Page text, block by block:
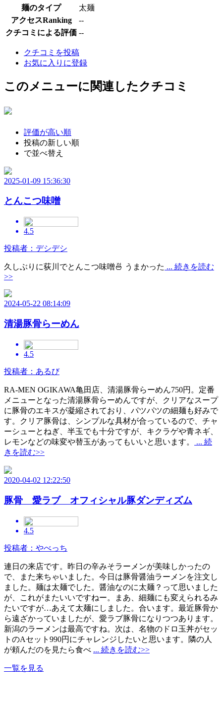
麺のタイプ
太麺
アクセスRanking
--
クチコミによる評価 --
クチコミを投稿
お気に入りに登録
このメニューに関連したクチコミ
評価が高い順
投稿の新しい順
で並べ替え
2025-01-09 15:36:30
とんこつ味噌
4.5
投稿者：デシデシ
久しぶりに荻川でとんこつ味噌🍜 うまかった ... 続きを読む
>>
2024-05-22 08:14:09
清湯豚骨らーめん
4.5
投稿者：あるび
RA-MEN OGIKAWA亀田店、清湯豚骨らーめん750円。定番
メニューとなった清湯豚骨らーめんですが、クリアなスープ
に豚骨のエキスが凝縮されており、パツパツの細麺も好みで
す。クリア豚骨は、シンプルな具材が合っているので、チャ
ーシューとねぎ、半玉でも十分ですが、キクラゲや青ネギ、
レモンなどの味変や替玉があってもいいと思います。
... 続
きを読む>>
2020-04-02 12:22:50
豚骨 愛ラブ オフィシャル豚ダンディズム
4.5
投稿者：やべっち
連日の来店です。昨日の辛みそラーメンが美味しかったの
で、また来ちゃいました。今日は豚骨醤油ラーメンを注文し
ました。麺は太麺でした。醤油なのに太麺？って思いました
が、これがまたいいですねー。まあ、細麺にも変えられるみ
たいですが…あえて太麺にしました。合います。最近豚骨か
ら遠ざかっていましたが、愛ラブ豚骨になりつつあります。
新潟のラーメンは最高ですね。次は、名物のドロ玉丼がセッ
トのAセット990円にチャレンジしたいと思います。隣の人
が頼んだのを見たら食べ ... 続きを読む>>
一覧を見る